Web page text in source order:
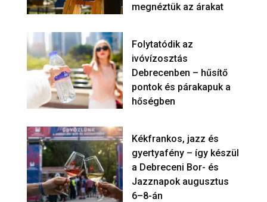
megnéztük az árakat
Folytatódik az
ivóvízosztás
Debrecenben – hűsítő
pontok és párakapuk a
hőségben
Kékfrankos, jazz és
gyertyafény – így készül
a Debreceni Bor- és
Jazznapok augusztus
6–8-án